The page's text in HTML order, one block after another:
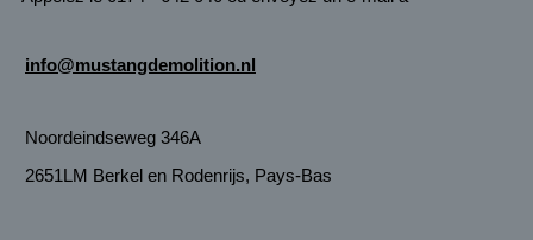
info@mustangdemolition.nl
Noordeindseweg 346A
2651LM Berkel en Rodenrijs, Pays-Bas